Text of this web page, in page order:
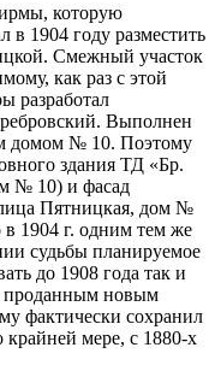
которую
в 1904 году разместить
Смежный участок
как раз с этой
разработал
Выполнен
домом № 10. Поэтому
здания ТД «Бр.
№ 10) и фасад
Пятницкая, дом №
1904 г. одним тем же
судьбы планируемое
до 1908 года так и
проданным новым
фактически сохранил
мере, с 1880-х